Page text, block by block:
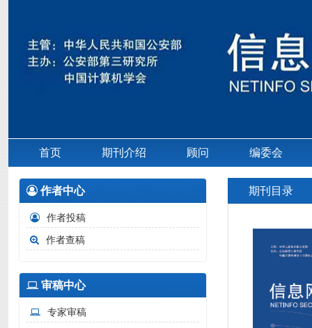
首页 期刊介绍 顾问 编委会
期刊目录
作者中心
作者投稿
作者查稿
审稿中心
专家审稿